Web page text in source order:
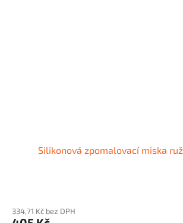
Silikonová zpomalovací miska
334,71 Kč bez DPH